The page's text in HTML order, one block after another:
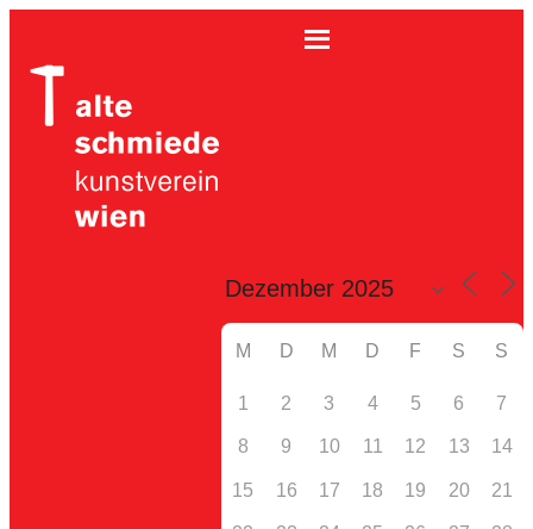
M D M D F S S
1 2 3 4 5 6 7
8 9 10 11 12 13 14
15 16 17 18 19 20 21